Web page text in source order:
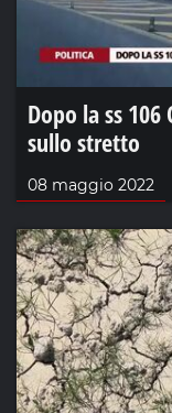
Dopo la ss
sullo stretto
08 maggio 2022